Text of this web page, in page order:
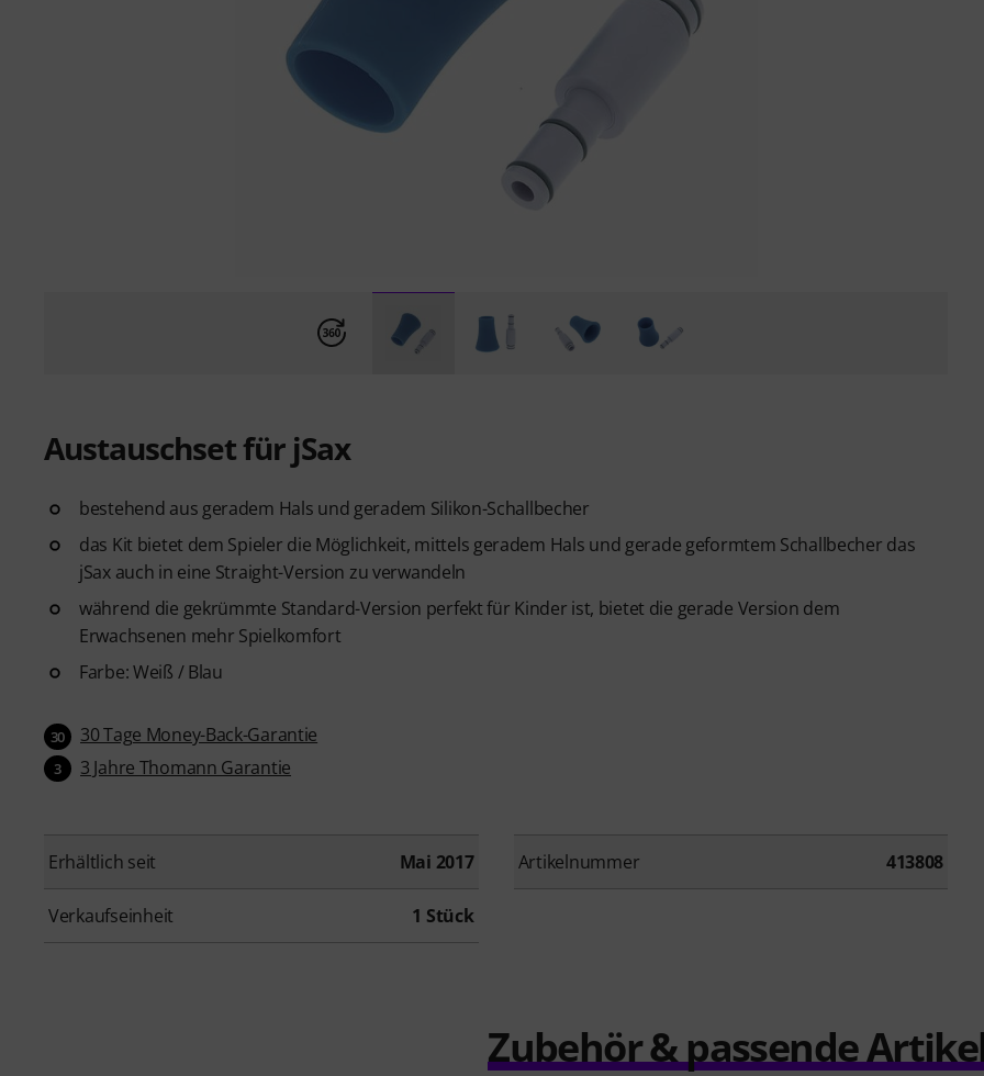
Austauschset für jSax
bestehend aus geradem Hals und geradem Silikon-Schallbecher
das Kit bietet dem Spieler die Möglichkeit, mittels geradem Hals und gerade geformtem Schallbecher das
jSax auch in eine Straight-Version zu verwandeln
während die gekrümmte Standard-Version perfekt für Kinder ist, bietet die gerade Version dem
Erwachsenen mehr Spielkomfort
Farbe: Weiß / Blau
30 30 Tage Money-Back-Garantie
3 3 Jahre Thomann Garantie
Erhältlich seit Mai 2017 Artikelnummer 413808
Verkaufseinheit 1 Stück
Zubehör & passende